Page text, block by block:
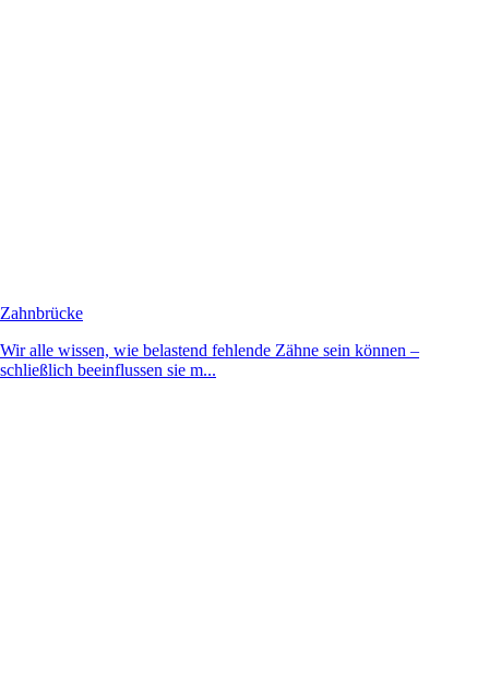
Zahnbrücke
Wir alle wissen, wie belastend fehlende Zähne sein können –
schließlich beeinflussen sie m...